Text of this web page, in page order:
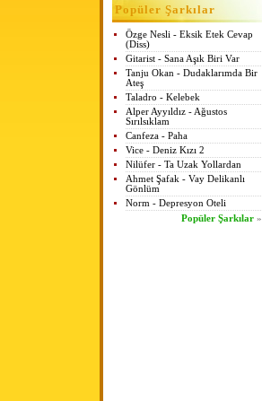
Popüler Şarkılar
Özge Nesli - Eksik Etek Cevap
(Diss)
Gitarist - Sana Aşık Biri Var
Tanju Okan - Dudaklarımda Bir
Ateş
Taladro - Kelebek
Alper Ayyıldız - Ağustos
Sırılsıklam
Canfeza - Paha
Vice - Deniz Kızı 2
Nilüfer - Ta Uzak Yollardan
Ahmet Şafak - Vay Delikanlı
Gönlüm
Norm - Depresyon Oteli
Popüler Şarkılar »